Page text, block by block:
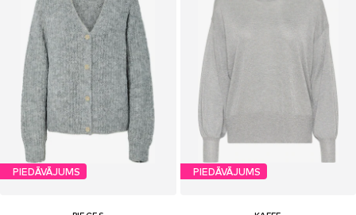
PIEDĀVĀJUMS PIEDĀVĀJUMS